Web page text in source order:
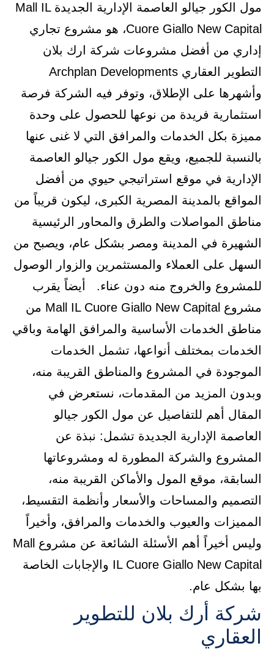
مول الكور جيالو العاصمة الإدارية الجديدة Mall IL
Cuore Giallo New Capital، هو مشروع تجاري
إداري من أفضل مشروعات شركة ارك بلان
التطوير العقاري Archplan Developments
وأشهرها على الإطلاق، وتوفر فيه الشركة فرصة
استثمارية فريدة من نوعها للحصول على وحدة
مميزة بكل الخدمات والمرافق التي لا غنى عنها
بالنسبة للجميع، ويقع مول الكور جيالو العاصمة
الإدارية في موقع استراتيجي حيوي من أفضل
المواقع بالمدينة المصرية الكبرى، ليكون قريباً من
مناطق المواصلات والطرق والمحاور الرئيسية
الشهيرة في المدينة ومصر بشكل عام، ويصبح من
السهل على العملاء والمستثمرين والزوار الوصول
للمشروع والخروج منه دون عناء. أيضاً يقرب
مشروع Mall IL Cuore Giallo New Capital من
مناطق الخدمات الأساسية والمرافق الهامة وباقي
الخدمات بمختلف أنواعها، تشمل الخدمات
الموجودة في المشروع والمناطق القريبة منه،
وبدون المزيد من المقدمات، نستعرض في
المقال أهم للتفاصيل عن مول الكور جيالو
العاصمة الإدارية الجديدة تشمل: نبذة عن
المشروع والشركة المطورة له ومشروعاتها
السابقة، موقع المول والأماكن القريبة منه،
التصميم والمساحات والأسعار وأنظمة التقسيط،
المميزات والعيوب والخدمات والمرافق، وأخيراً
وليس أخيراً أهم الأسئلة الشائعة عن مشروع Mall
IL Cuore Giallo New Capital والإجابات الخاصة
بها بشكل عام.
شركة أرك بلان للتطوير
العقاري